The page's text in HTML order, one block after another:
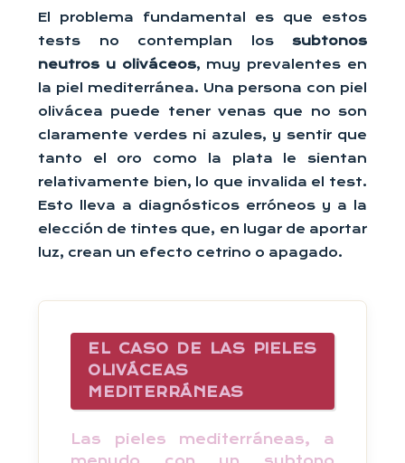
El problema fundamental es que estos
tests no contemplan los subtonos
neutros u oliváceos, muy prevalentes en
la piel mediterránea. Una persona con piel
olivácea puede tener venas que no son
claramente verdes ni azules, y sentir que
tanto el oro como la plata le sientan
relativamente bien, lo que invalida el test.
Esto lleva a diagnósticos erróneos y a la
elección de tintes que, en lugar de aportar
luz, crean un efecto cetrino o apagado.
EL CASO DE LAS PIELES
OLIVÁCEAS
MEDITERRÁNEAS
Las pieles mediterráneas, a